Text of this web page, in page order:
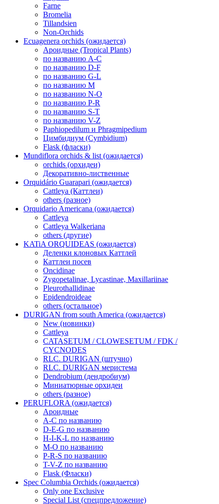
Farne
Bromelia
Tillandsien
Non-Orchids
Ecuagenera orchids (ожидается)
Ароидные (Tropical Plants)
по названию A-C
по названию D-F
по названию G-L
по названию M
по названию N-O
по названию P-R
по названию S-T
по названию V-Z
Paphiopedilum и Phragmipedium
Цимбидиум (Cymbidium)
Flask (фласки)
Mundiflora orchids & list (ожидается)
orchids (орхидеи)
Декоративно-лиственные
Orquidário Guarapari (ожидается)
Cattleya (Каттлеи)
others (разное)
Orquidario Americana (ожидается)
Cattleya
Cattleya Walkeriana
others (другие)
KATiA ORQUIDEAS (ожидается)
Деленки клоновых Каттлей
Каттлеи посев
Oncidinae
Zygopetalinae, Lycastinae, Maxillariinae
Pleurothallidinae
Epidendroideae
others (остальное)
DURIGAN from south America (ожидается)
New (новинки)
Cattleya
CATASETUM / CLOWESETUM / FDK /
CYCNODES
RLC. DURIGAN (штучно)
RLC. DURIGAN меристема
Dendrobium (дендробиум)
Миниатюрные орхидеи
others (разное)
PERUFLORA (ожидается)
Ароидные
A-C по названию
D-E-G по названию
H-I-K-L по названию
M-O по названию
P-R-S по названию
T-V-Z по названию
Flask (Фласки)
Spec Columbia Orchids (ожидается)
Only one Exclusive
Special List (спецпредложение)